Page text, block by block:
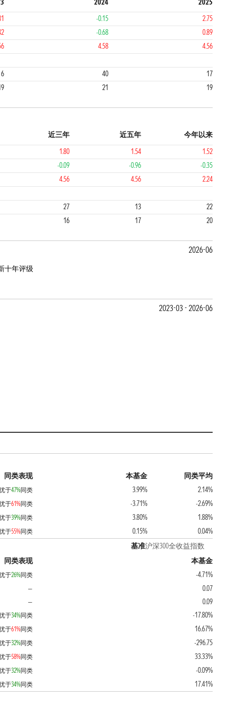
2024
2025
-0.15
2.75
-0.68
0.89
4.58
4.56
2 1
6 40
17
21 19
近三年 近五年
今年以来
1.80 1.54
1.52
-0.09 -0.96
-0.35
4.56 4.56
2.24
1 1
27 13
22
16 17 20
2026-06
十年评级
2023-03 - 2026-06
同类表现 本基金
同类平均
于47%同类 3.99%
2.14%
于61%同类 -3.71%
-2.69%
于39%同类 3.80%
1.88%
于55%同类 0.15% 0.04%
基准沪深300全收益指数
同类表现
本基金
于26%同类
-4.71%
—
0.07
—
0.09
于34%同类
-17.80%
于61%同类
16.67%
于32%同类
-296.75
于58%同类
33.33%
于32%同类
-0.09%
于34%同类 17.41%